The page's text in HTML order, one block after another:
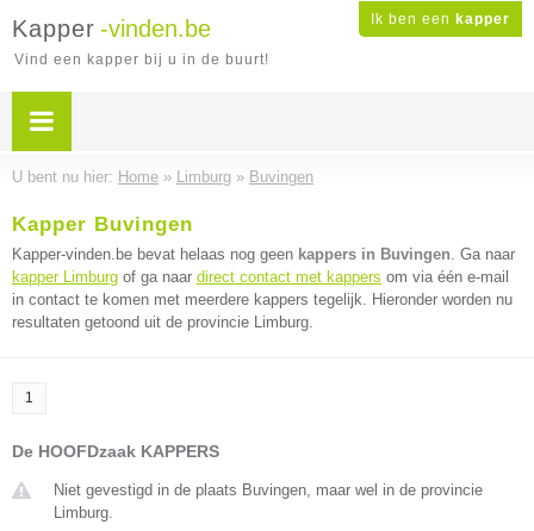
Ik ben een kapper
Kapper -vinden.be
Vind een kapper bij u in de buurt!
U bent nu hier: Home » Limburg » Buvingen
Kapper Buvingen
Kapper-vinden.be bevat helaas nog geen kappers in Buvingen. Ga naar
kapper Limburg of ga naar direct contact met kappers om via één e-mail
in contact te komen met meerdere kappers tegelijk. Hieronder worden nu
resultaten getoond uit de provincie Limburg.
1
De HOOFDzaak KAPPERS
Niet gevestigd in de plaats Buvingen, maar wel in de provincie
Limburg.